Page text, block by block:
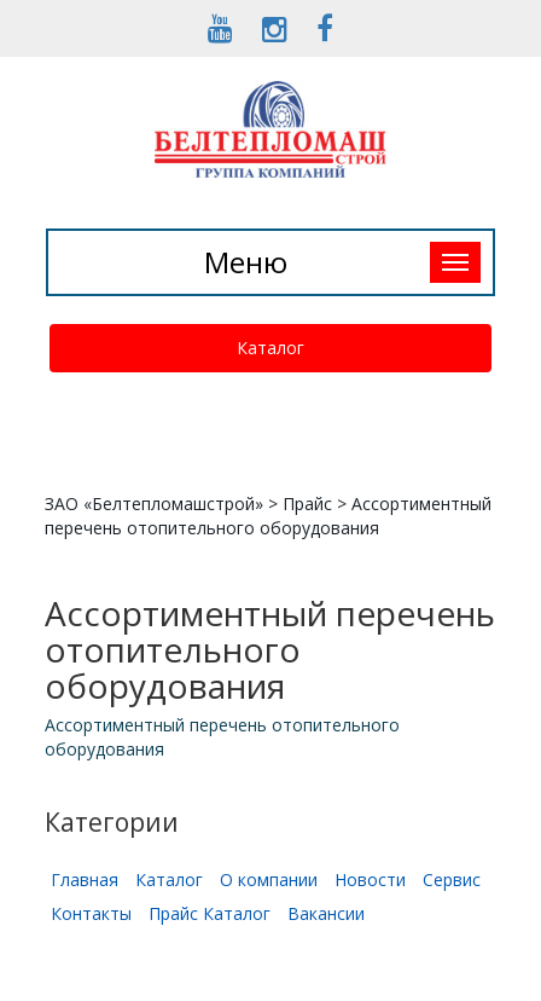
Toggle
navigation
Меню
Каталог
ЗАО «Белтепломашстрой» > Прайс >Ассортиментный
перечень отопительного оборудования
Ассортиментный перечень
отопительного
оборудования
Ассортиментный перечень отопительного
оборудования
Категории
Главная Каталог О компании Новости
Сервис
Контакты
Прайс Каталог Вакансии